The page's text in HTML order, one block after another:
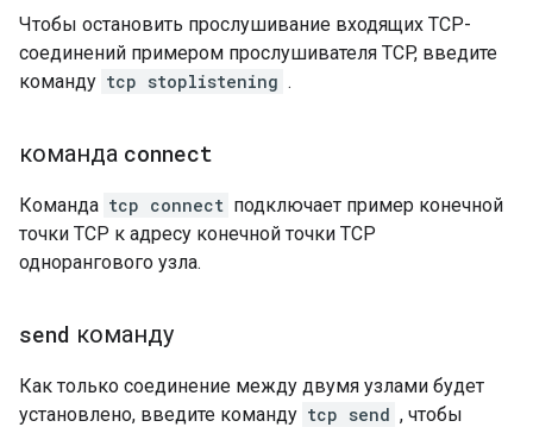
Чтобы остановить прослушивание входящих TCP-
соединений примером прослушивателя TCP, введите
команду tcp stoplistening .
команда connect
Команда tcp connect подключает пример конечной
точки TCP к адресу конечной точки TCP
однорангового узла.
send команду
Как только соединение между двумя узлами будет
установлено, введите команду tcp send , чтобы